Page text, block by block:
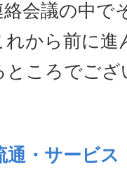
会議の中で
れから前に
ところでご
通・サービス